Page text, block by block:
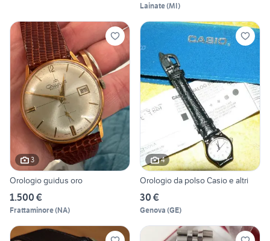
Lainate(MI)
3
Orologio guidus oro
1.500 €
Frattaminore(NA)
4
Orologio da polso Casio e altri
30 €
Genova (GE)